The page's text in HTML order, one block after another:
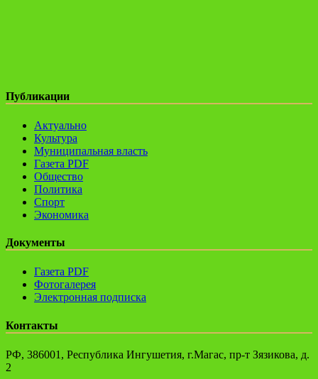
Публикации
Актуально
Культура
Муниципальная власть
Газета PDF
Общество
Политика
Спорт
Экономика
Документы
Газета PDF
Фотогалерея
Электронная подписка
Контакты
РФ, 386001, Республика Ингушетия, г.Магас, пр-т Зязикова, д.
2